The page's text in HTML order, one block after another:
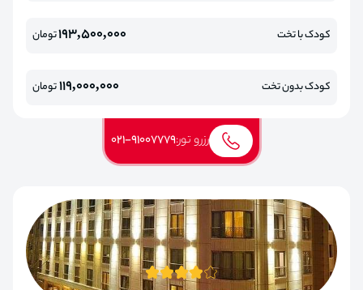
کودک با تخت 193,500,000تومان
کودک بدون تخت 119,000,000تومان
رزرو تور:021-91007779